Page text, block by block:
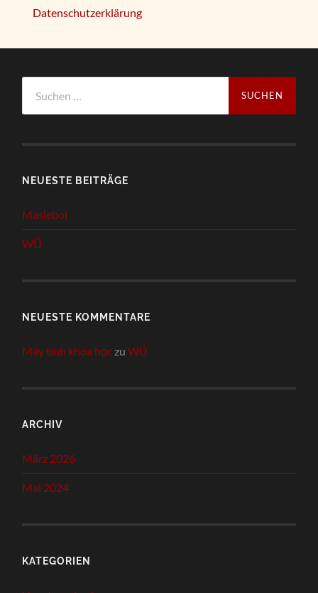
Datenschutzerklärung
nach:
NEUESTE BEITRÄGE
Masleboi
WÜ
NEUESTE KOMMENTARE
Máy tính khoa học zuWÜ
ARCHIV
März 2026
Mai 2024
KATEGORIEN